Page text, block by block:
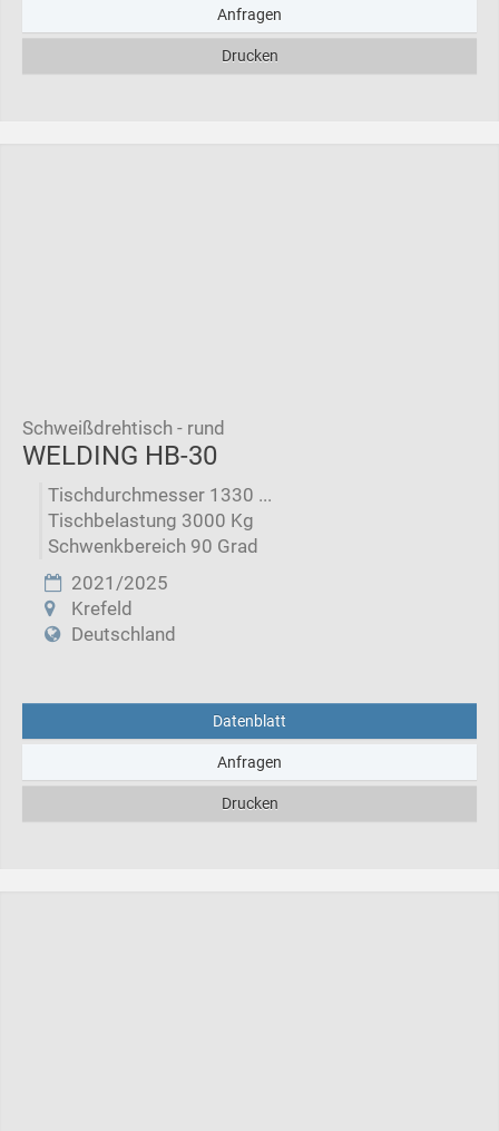
Anfragen
Drucken
Schweißdrehtisch - rund
WELDING HB-30
Tischdurchmesser 1330 ...
Tischbelastung 3000 Kg
Schwenkbereich 90 Grad
2021/2025
Krefeld
Deutschland
Datenblatt
Anfragen
Drucken